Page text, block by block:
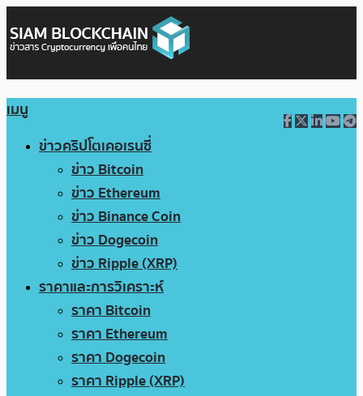
เมนู
ข่าวคริปโตเคอเรนซี่
ข่าว Bitcoin
ข่าว Ethereum
ข่าว Binance Coin
ข่าว Dogecoin
ข่าว Ripple (XRP)
ราคาและการวิเคราะห์
ราคา Bitcoin
ราคา Ethereum
ราคา Dogecoin
ราคา Ripple (XRP)